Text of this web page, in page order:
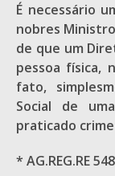
É necessário
nobres
de que um
pessoa física,
fato,
Social de
praticado
* AG.REG.RE